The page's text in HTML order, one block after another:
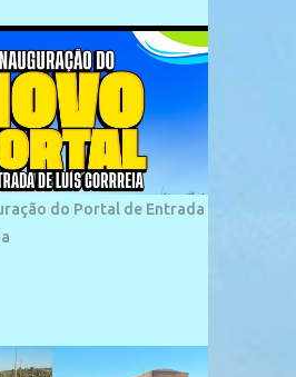
na maior parte de sua
a mais ou menos a 1,5
exuberantes. Possui ondas
extensivo molhe de pedras
a 2 metros de altura, não
em seu espaço
se sabe ao certo porque a
e muitas das suas
onde se localiza a praia é
do Portal de Entrada